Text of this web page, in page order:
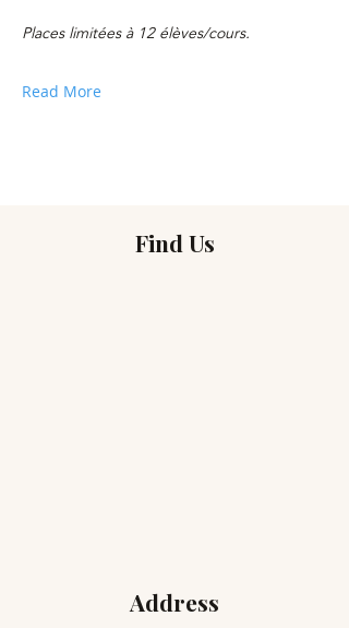
Places limitées à 12 élèves/cours.
Read More
Find Us
Address